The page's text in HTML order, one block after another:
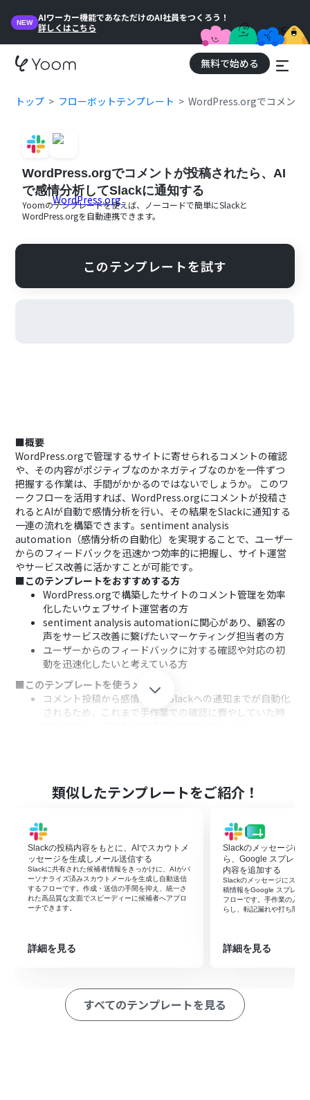
NEW
AIワーカー機能であなただけのAI社員をつくろう！
詳しくはこちら
無料で始める
トップ フローボットテンプレート WordPress.orgでコメント
WordPress.orgでコメントが投稿されたら、AI
で感情分析してSlackに通知する
Yoomのテンプレートを使えば、ノーコードで簡単にSlackと
WordPress.orgを自動連携できます。
このテンプレートを試す
■概要
WordPress.orgで管理するサイトに寄せられるコメントの確認
や、その内容がポジティブなのかネガティブなのかを一件ずつ
把握する作業は、手間がかかるのではないでしょうか。 このワ
ークフローを活用すれば、WordPress.orgにコメントが投稿さ
れるとAIが自動で感情分析を行い、その結果をSlackに通知する
一連の流れを構築できます。sentiment analysis
automation（感情分析の自動化）を実現することで、ユーザー
からのフィードバックを迅速かつ効率的に把握し、サイト運営
やサービス改善に活かすことが可能です。
■このテンプレートをおすすめする方
WordPress.orgで構築したサイトのコメント管理を効率
化したいウェブサイト運営者の方
sentiment analysis automationに関心があり、顧客の
声をサービス改善に繋げたいマーケティング担当者の方
ユーザーからのフィードバックに対する確認や対応の初
動を迅速化したいと考えている方
■このテンプレートを使うメリット
コメント投稿から感情分析、Slackへの通知までが自動化
されるため、これまで手作業での確認に費やしていた時
■フローボットの流れ
はじめに、WordPress.orgとSlackをYoomと連携しま
次に、トリガーでWordPress.orgを選択し、「コメント
が投稿されたら」というアクションを設定します。
続いて、オペレーションでWordPress.orgの「特定の投
稿を取得する」アクションを設定し、コメントが紐づく投
稿の情報を取得します。
次に、オペレーションでAI機能の「テキストを生成する」
を選択し、取得したコメント内容を感情分析するよう設
最後に、オペレーションでSlackの「チャンネルにメッセ
ージを送る」アクションを設定し、分析結果を指定のチャ
※「トリガー」：フロー起動のきっかけとなるアクション、「オ
ペレーション」：トリガー起動後、フロー内で処理を行うアク
類似したテンプレートをご紹介！
Slackの投稿内容をもとに、AIでスカウトメ
ッセージを生成しメール送信する
Slackに共有された候補者情報をきっかけに、AIがパ
ーソナライズ済みスカウトメールを生成し自動送信
するフローです。作成・送信の手間を抑え、統一さ
れた高品質な文面でスピーディーに候補者へアプロ
ーチできます。
詳細を見る
Slackのメッセージに
ら、Google スプレッ
内容を追加する
Slackのメッセージにスタ
稿情報をGoogle スプレッ
フローです。手作業の入力
らし、転記漏れや打ち間違
詳細を見る
すべてのテンプレートを見る